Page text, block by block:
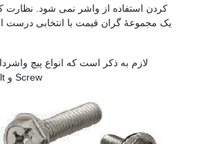
کردن استفاده از واشر نمی شود. نظارت
یک مجموعۀ گران قیمت با انتخابی درست
لازم به ذکر است که انواع پیچ
Screw و Bolt عرضه می شوند.